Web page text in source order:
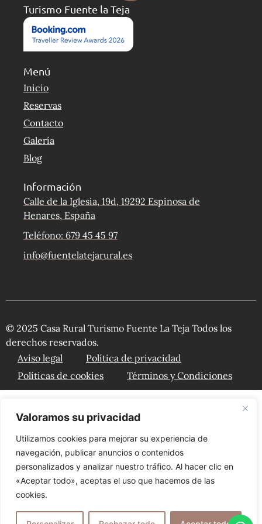
Valoramos su privacidad
Utilizamos cookies para mejorar su experiencia de
navegación, publicar anuncios o contenidos
personalizados y analizar nuestro tráfico. Al hacer clic en
«Aceptar todo», aceptas el uso que hacemos de las
cookies.
Turismo Fuente la Teja
Menú
Inicio
Reservas
Contacto
Galería
Blog
Información
Calle de la Iglesia, 19d, 19292 Espinosa de
Henares, España
Teléfono: 679 45 45 97
info@fuentelatejarural.es
© 2025 Casa Rural Turismo Fuente La Teja Todos los
derechos reservados.
Aviso legal
Política de privacidad
Políticas de cookies
Términos y Condiciones